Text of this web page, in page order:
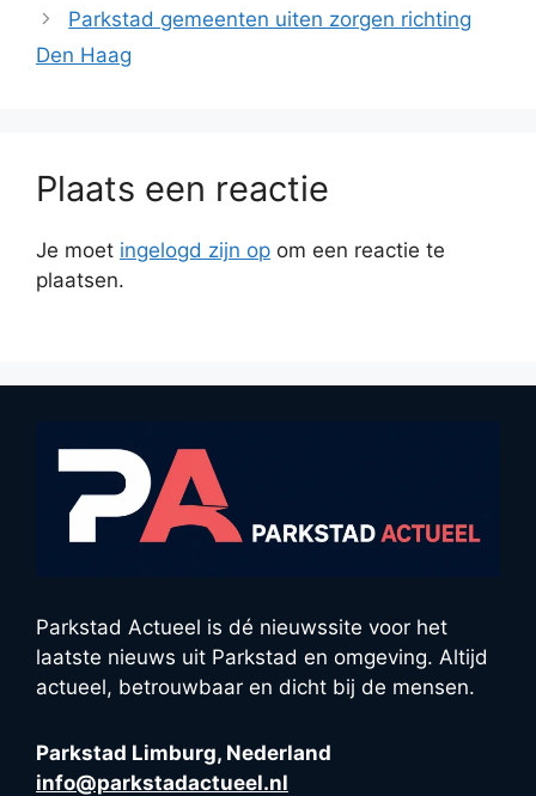
Parkstad gemeenten uiten zorgen richting
Den Haag
Plaats een reactie
Je moet ingelogd zijn op om een reactie te
plaatsen.
Parkstad Actueel is dé nieuwssite voor het
laatste nieuws uit Parkstad en omgeving. Altijd
actueel, betrouwbaar en dicht bij de mensen.
Parkstad Limburg, Nederland
info@parkstadactueel.nl